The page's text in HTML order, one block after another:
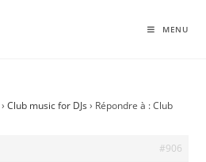
MENU
› Club music for DJs › Répondre à : Club
#906